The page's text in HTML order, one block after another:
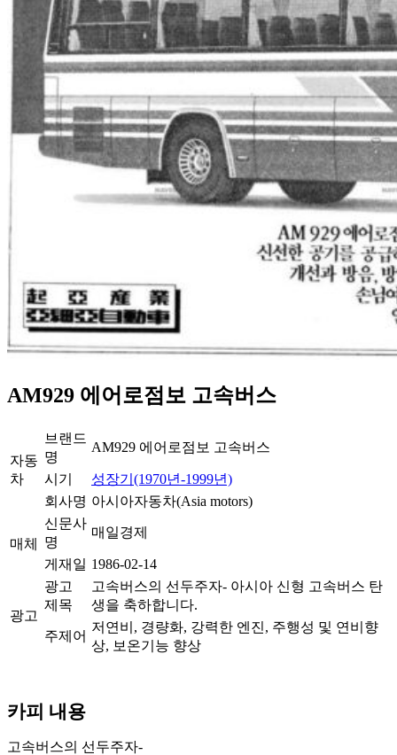
AM929 에어로점보 고속버스
자동
차
브랜드
명
AM929 에어로점보 고속버스
시기
성장기(1970년-1999년)
회사명 아시아자동차(Asia motors)
매체
신문사
명
매일경제
게재일 1986-02-14
광고
광고
제목
고속버스의 선두주자- 아시아 신형 고속버스 탄
생을 축하합니다.
주제어
저연비, 경량화, 강력한 엔진, 주행성 및 연비향
상, 보온기능 향상
카피 내용
고속버스의 선두주자-